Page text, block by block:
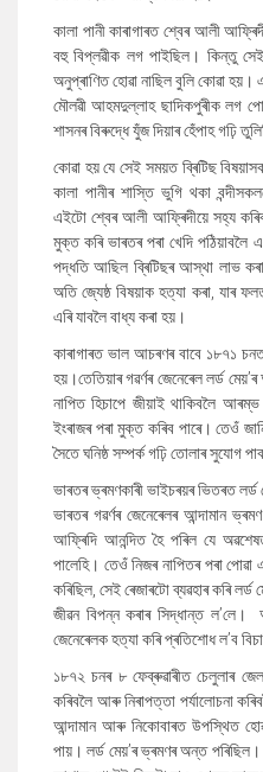
কালা পানী কাৰাগাৰত শ্বেৰ আলী
বহু বিপ্লৱীক লগ পাইছিল। কিন্তু
অনুপ্ৰাণিত হোৱা নাছিল বুলি কোৱা হয়।
মৌলৱী আহমদুল্লাহ ছাদিকপুৰীক লগ
শাসনৰ বিৰুদ্ধে যুঁজ দিয়াৰ হেঁপাহ গঢ়ি
কোৱা হয় যে সেই সময়ত ব্ৰিটিছ
কালা পানীৰ শাস্তি ভুগি থকা
এইটো শ্বেৰ আলী আফ্ৰিদীয়ে সহ্য
মুক্ত কৰি ভাৰতৰ পৰা খেদি
পদ্ধতি আছিল ব্ৰিটিছৰ আস্থা লাভ
অতি জ্যেষ্ঠ বিষয়াক হত্যা কৰা, যাৰ
এৰি যাবলৈ বাধ্য কৰা হয়।
কাৰাগাৰত ভাল আচৰণৰ বাবে ১৮৭১ চনত
হয়।তেতিয়াৰ গৱৰ্ণৰ জেনেৰেল লৰ্ড
নাপিত হিচাপে জীয়াই থাকিবলৈ
ইংৰাজৰ পৰা মুক্ত কৰিব পাৰে। তেওঁ
সৈতে ঘনিষ্ঠ সম্পৰ্ক গঢ়ি তোলাৰ সুযোগ
ভাৰতৰ ভ্ৰমণকাৰী ভাইচৰয়ৰ ভিতৰত
ভাৰতৰ গৱৰ্ণৰ জেনেৰেলৰ আন্দামান
আফ্ৰিদি আনন্দিত হৈ পৰিল যে
পালেহি। তেওঁ নিজৰ নাপিতৰ পৰা পোৱা
কৰিছিল, সেই ৰেজাৰটো ব্যৱহাৰ কৰি
জীৱন বিপন্ন কৰাৰ সিদ্ধান্ত ল’লে।
জেনেৰেলক হত্যা কৰি প্ৰতিশোধ ল’ব
১৮৭২ চনৰ ৮ ফেব্ৰুৱাৰীত চেলুলাৰ
কৰিবলৈ আৰু নিৰাপত্তা পৰ্যালোচনা
আন্দামান আৰু নিকোবাৰত উপস্থিত
পায়। লৰ্ড মেয়’ৰ ভ্ৰমণৰ অন্ত